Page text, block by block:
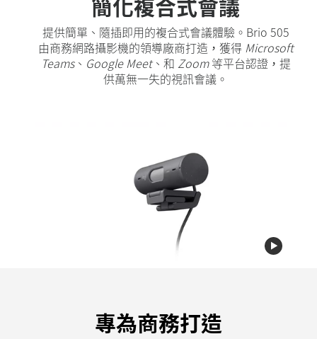
提供簡單、隨插即用的複合式會議體驗。Brio 505
由商務網路攝影機的領導廠商打造，獲得 Microsoft
Teams、 Google Meet、和 Zoom等平台認證，提
供萬無一失的視訊會議。
專為商務打造